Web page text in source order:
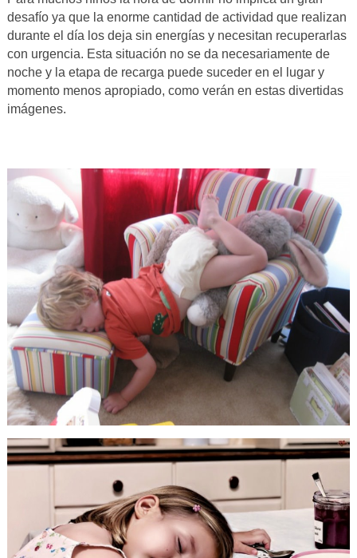
desafío ya que la enorme cantidad de actividad que realizan
durante el día los deja sin energías y necesitan recuperarlas
con urgencia. Esta situación no se da necesariamente de
noche y la etapa de recarga puede suceder en el lugar y
momento menos apropiado, como verán en estas divertidas
imágenes.